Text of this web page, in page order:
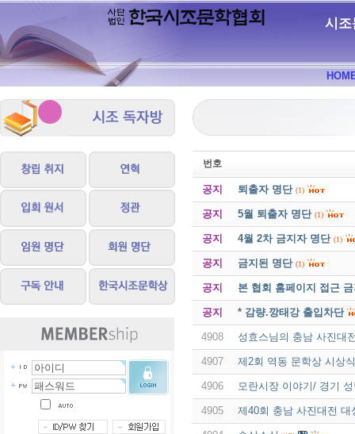
시조
번호
공지 퇴출자 명단 (1)
공지 5월 퇴출자 명단 (1)
공지 4월 2차 금지자 명단 (1)
공지 금지된 명단 (1)
공지 본 협회 홈페이지 접근
공지 * 감량.깡태강 출입차단
4908 성효스님의 충남 사진대
4907 제2회 역동 문학상 시상식
4906 모란시장 이야기/ 경기
4905 제40회 충남 사진대전